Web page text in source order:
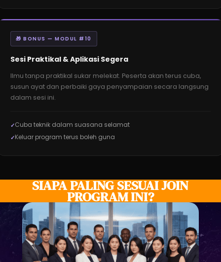
🎁 BONUS — MODUL #10
Sesi Praktikal & Aplikasi Segera
Ilmu tanpa praktikal sukar melekat. Peserta akan terus cuba,
susun ayat dan perbaiki gaya penyampaian secara langsung
dalam sesi ini.
Cuba teknik dalam suasana selamat
Keluar program terus boleh guna
SIAPA PALING SESUAI JOIN
PROGRAM INI?